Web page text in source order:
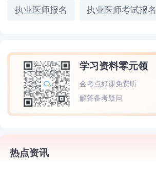
执业医师报名 执业医师考试报名
学习资料零元领
金考点好课免费听
解答备考疑问
热点资讯